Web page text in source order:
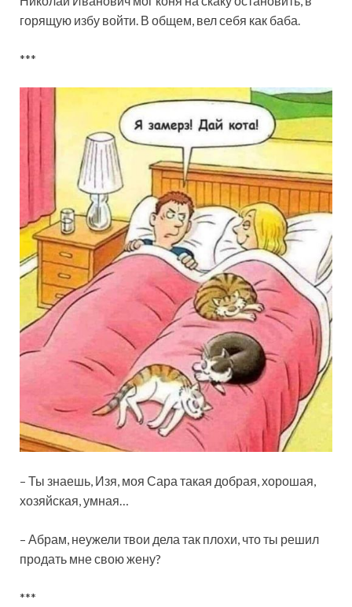
горящую избу войти. В общем, вел себя как баба.
***
– Ты знаешь, Изя, моя Сара такая добрая, хорошая,
хозяйская, умная…
– Абрам, неужели твои дела так плохи, что ты решил
продать мне свою жену?
***